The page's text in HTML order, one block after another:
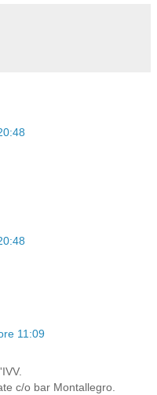
11:09
c/o bar Montallegro.